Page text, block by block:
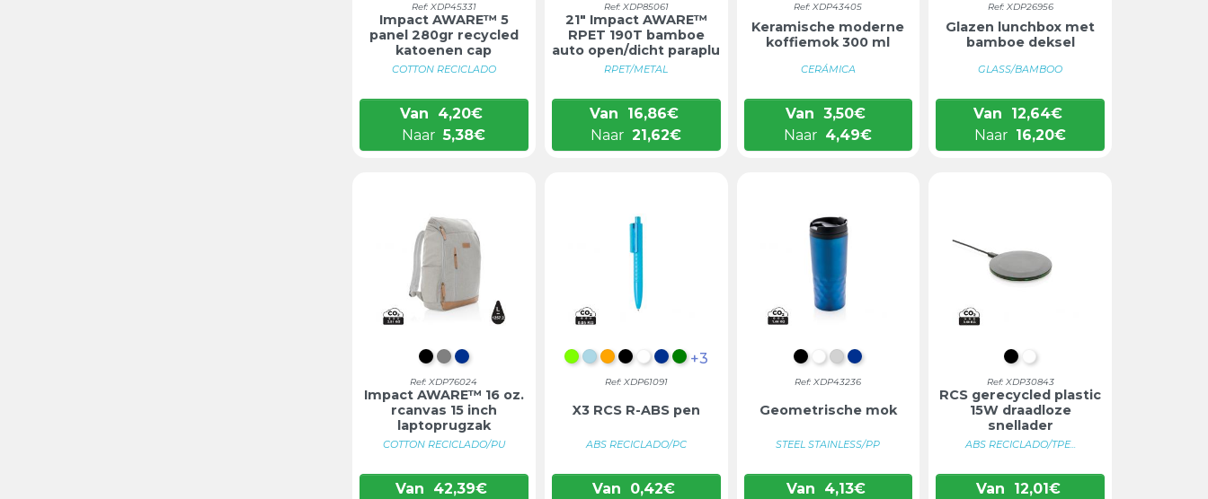
Ref: XDP45331
Impact AWARE™ 5
panel 280gr recycled
katoenen cap
COTTON RECICLADO
Van 4,20€
Naar 5,38€
Ref: XDP85061
21" Impact AWARE™
RPET 190T bamboe
auto open/dicht paraplu
RPET/METAL
Van 16,86€
Naar 21,62€
Ref: XDP43405
Keramische moderne
koffiemok 300 ml
CERÁMICA
Van 3,50€
Naar 4,49€
Ref: XDP26956
Glazen lunchbox met
bamboe deksel
GLASS/BAMBOO
Van 12,64€
Naar 16,20€
ZWART
GRIJSBLAUW
Ref: XDP76024
Impact AWARE™ 16 oz.
rcanvas 15 inch
laptoprugzak
COTTON RECICLADO/PU
Van 42,39€
LIMOEN GROEN
LICHTBLAUW
ORANJE
ZWART
WITBLAUW
GROEN
+3
Ref: XDP61091
X3 RCS R-ABS pen
ABS RECICLADO/PC
Van 0,42€
ZWART
WITZILVER
BLAUW
Ref: XDP43236
Geometrische mok
STEEL STAINLESS/PP
Van 4,13€
ZWART
WIT
Ref: XDP30843
RCS gerecycled plastic
15W draadloze
snellader
ABS RECICLADO/TPE...
Van 12,01€